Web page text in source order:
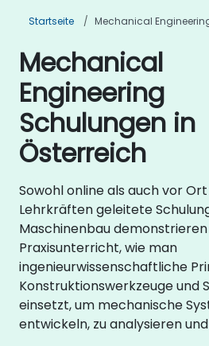
Startseite Mechanical
Mechanical
Engineering
Schulungen in
Österreich
Sowohl online als auch vor
Lehrkräften geleitete
Maschinenbau
Praxisunterricht, wie man
ingenieurwissenschaftliche
Konstruktionswerkzeuge und
einsetzt, um mechanische
entwickeln, zu analysieren